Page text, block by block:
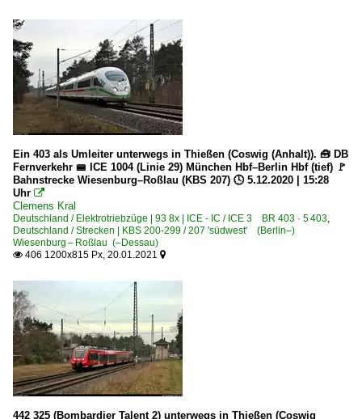
Ein 403 als Umleiter unterwegs in Thießen (Coswig (Anhalt)). 🧰 DB
Fernverkehr 🚝 ICE 1004 (Linie 29) München Hbf–Berlin Hbf (tief) 🚩
Bahnstrecke Wiesenburg–Roßlau (KBS 207) 🕓 5.12.2020 | 15:28
Uhr 
Clemens Kral
Deutschland / Elektrotriebzüge | 93 8x | ICE - IC / ICE 3 BR 403 · 5 403
Deutschland / Strecken | KBS 200-299 / 207 'südwest' (Berlin–)
Wiesenburg – Roßlau (–Dessau)
 406 1200x815 Px, 20.01.2021 
442 325 (Bombardier Talent 2) unterwegs in Thießen (Coswig